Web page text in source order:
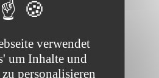
verwendet
um Inhalte und
personalisieren